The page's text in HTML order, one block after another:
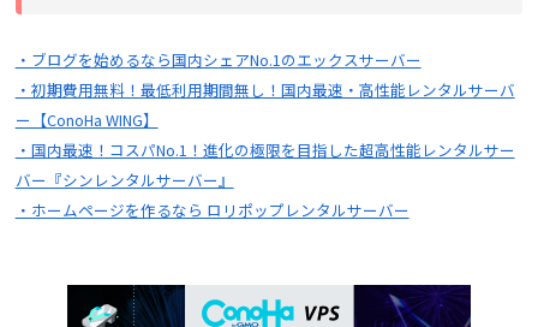
・ブログを始めるなら国内シェアNo.1のエックスサーバー
・初期費用無料！最低利用期間無し！国内最速・高性能レンタルサーバ
ー【ConoHa WING】
・国内最速！コスパNo.1！進化の極限を目指した超高性能レンタルサー
バー『シンレンタルサーバー』
・ホームページを作るなら ロリポップレンタルサーバー